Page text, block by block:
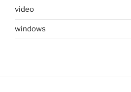
video
windows